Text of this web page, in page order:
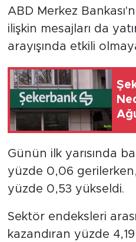
ABD Merkez
ilişkin mesajları da
arayışında etkili
Günün ilk yarısında
yüzde 0,06
yüzde 0,53 yükseldi.
Sektör endeksleri
kazandıran yüzde